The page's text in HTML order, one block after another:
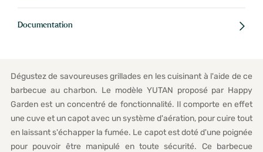
Documentation
Dégustez de savoureuses grillades en les cuisinant à l'aide de ce
barbecue au charbon. Le modèle YUTAN proposé par Happy
Garden est un concentré de fonctionnalité. Il comporte en effet
une cuve et un capot avec un système d'aération, pour cuire tout
en laissant s'échapper la fumée. Le capot est doté d'une poignée
pour pouvoir être manipulé en toute sécurité. Ce barbecue